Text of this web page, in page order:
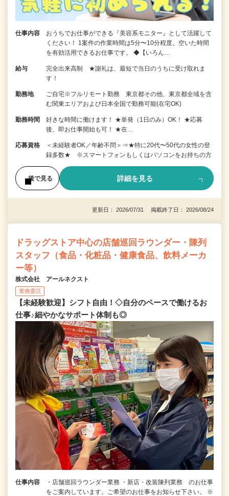
仕事内容
おうちでお仕事ができる『美容系モニター』として活躍して
ください！ 1案件の作業時間は5分〜10分程度。空いた時間
を有効活用できるお仕事です。 ◆【いろん…
給与
完全出来高制 ★謝礼は、最短で当日のうちに受け取れま
す！
勤務地
ご自宅※フルリモート勤務 東京都その他、東京都全域を含
む関東エリアおよび日本全国で勤務可能(在宅OK)
勤務時間
好きな時間に働けます！ ★単発（1日のみ）OK！ ★応募
後、即お仕事開始も可！ ★在…
応募資格
＜未経験者OK／年齢不問＞⇒★特に20代〜50代の女性の登
録多数★ ※スマートフォンもしくはパソコンをお持ちの方
後で見る 詳細を見る
更新日： 2026/07/31 掲載終了日： 2026/08/24
ドラッグストア中心の店舗巡回ラウンダー・陳列
スタッフ（食品・化粧品・健康食品、飲料メーカ
ー等）
株式会社 アールネクスト
業務委託
【未経験歓迎】シフト自由！◇自分のペースで働けるお
仕事♪細やかなサポート体制も◎
仕事内容
・店舗巡回ラウンダー業務 ・新店・改装陳列業務 のお仕事
をご案内しています。ご希望のお仕事をお知らせ下さい。 ※